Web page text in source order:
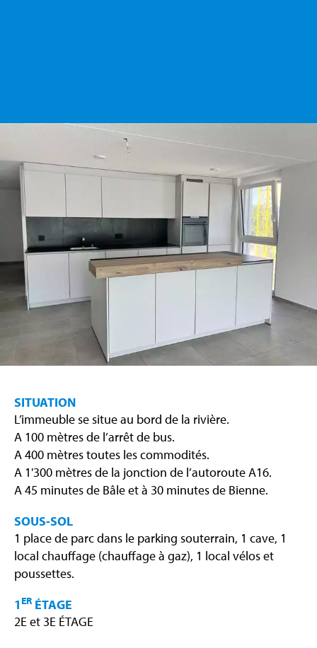
SITUATION
L’immeuble se situe au bord de la rivière.
A 100 mètres de l’arrêt de bus.
A 400 mètres toutes les commodités.
A 1'300 mètres de la jonction de l’autoroute A16.
A 45 minutes de Bâle et à 30 minutes de Bienne.
SOUS-SOL
1 place de parc dans le parking souterrain, 1 cave, 1
local chauffage (chauffage à gaz), 1 local vélos et
poussettes.
1 ER ÉTAGE
2E et 3E ÉTAGE